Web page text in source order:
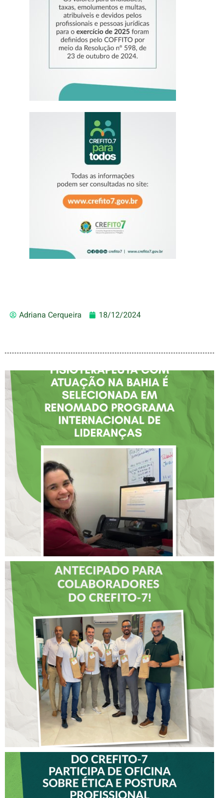
Adriana Cerqueira 18/12/2024
FISIOTERAPEUTA COM
ATUAÇÃO NA BAHIA É
SELECIONADA EM
RENOMADO PROGRAMA
INTERNACIONAL DE
LIDERANÇAS
DIA DOS PAIS É
ANTECIPADO PARA
COLABORADORES DO
CREFITO-7